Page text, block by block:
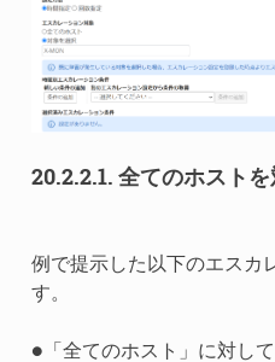
20.2.2.1. 全てのホスト
例で提示した以下のエスカ
す。
●「全てのホスト」に対し